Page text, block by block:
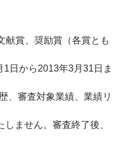
賞、奨励賞（各賞とも
から2013年3月31日ま
審査対象業績、業績リ
ません。審査終了後、